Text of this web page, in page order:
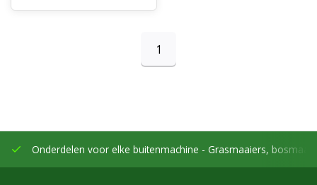
1
Onderdelen voor elke buitenmachine - Grasmaaiers,